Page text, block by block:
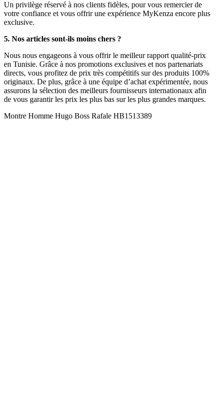
Un privilège réservé à nos clients fidèles, pour vous remercier de
votre confiance et vous offrir une expérience MyKenza encore plus
exclusive.
5. Nos articles sont-ils moins chers ?
Nous nous engageons à vous offrir le meilleur rapport qualité-prix
en Tunisie. Grâce à nos promotions exclusives et nos partenariats
directs, vous profitez de prix très compétitifs sur des produits 100%
originaux. De plus, grâce à une équipe d’achat expérimentée, nous
assurons la sélection des meilleurs fournisseurs internationaux afin
de vous garantir les prix les plus bas sur les plus grandes marques.
Montre Homme Hugo Boss Rafale HB1513389